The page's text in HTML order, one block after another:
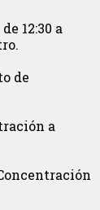
12:30 a
de
a